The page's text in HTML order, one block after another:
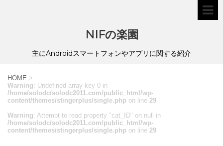
NIFの楽園
主にAndroidスマートフォンやアプリに関する紹介
HOME >
Warning: Undefined array key 0 in
/home/solodc/solodc2011.com/public_html/wp-
content/themes/stingerplus/single.php on line 29
Warning: Attempt to read property "cat_ID" on null in
/home/solodc/solodc2011.com/public_html/wp-
content/themes/stingerplus/single.php on line 29